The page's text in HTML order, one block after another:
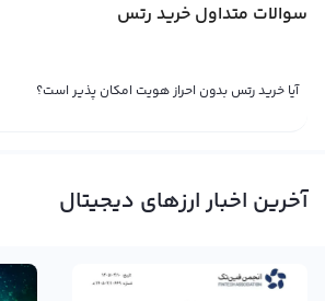
بالایی برخوردار است. صرافی رابکس با ارائه ابزارهای تحلیلی
تا زمانی که شما مالک یک ارز دیجیتال مانند رتس باشید،
فاندامنتالی شرایط را برای فروش رتس مناسب می‌دانید،
سوالات متداول خرید رتس
آیا خرید رتس بدون احراز هویت امکان پذیر است؟
آخرین اخبار ارزهای دیجیتال